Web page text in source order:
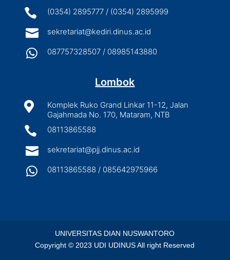
 (0354) 2895777 / (0354) 2895999
 sekretariat@kediri.dinus.ac.id
 087757328507 / 08985143880
Lombok

Komplek Ruko Grand Linkar 11-12, Jalan
Gajahmada No. 170, Mataram, NTB
 08113865588
 sekretariat@pjj.dinus.ac.id
 08113865588 / 085642975966
UNIVERSITAS DIAN NUSWANTORO
Copyright © 2023 UDI UDINUS All right Reserved